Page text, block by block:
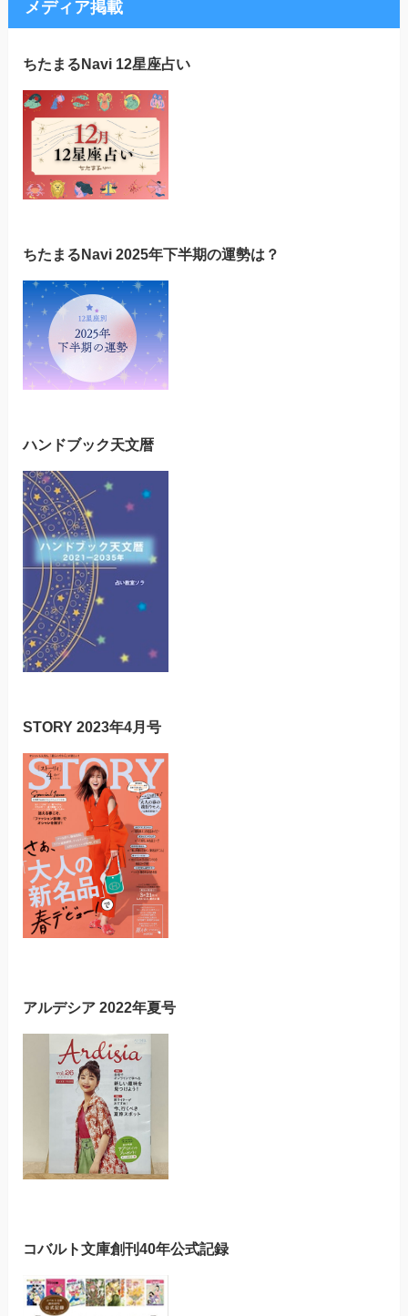
メディア掲載
ちたまるNavi 12星座占い
ちたまるNavi 2025年下半期の運勢は？
ハンドブック天文暦
STORY 2023年4月号
アルデシア 2022年夏号
コバルト文庫創刊40年公式記録